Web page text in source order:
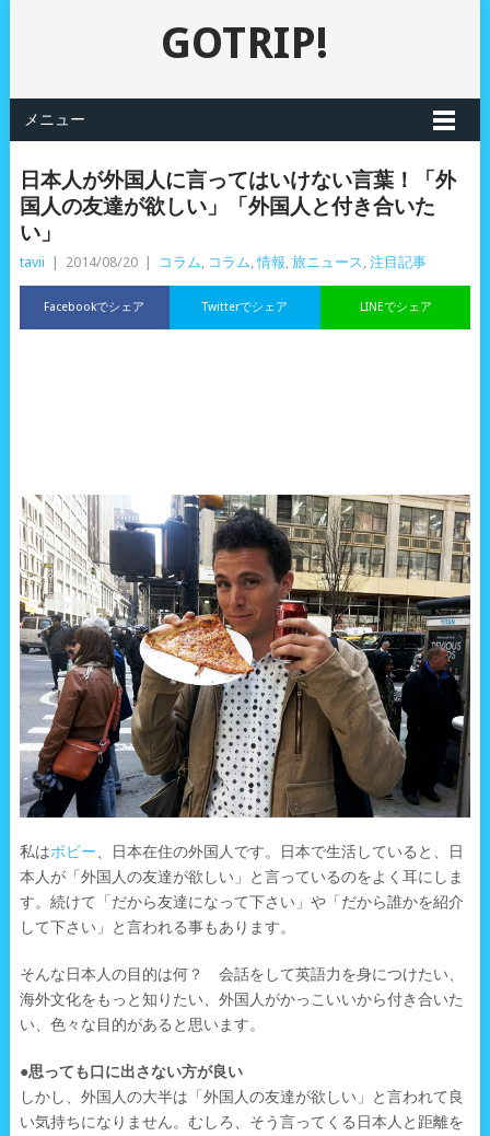
GOTRIP!
メニュー
日本人が外国人に言ってはいけない言葉！「外
国人の友達が欲しい」「外国人と付き合いた
い」
tavii 2014/08/20 コラム, コラム,情報, 旅ニュース, 注目記事
Facebookでシェア LINEでシェア
Twitterでシェア
私はボビー 、日本在住の外国人です。日本で生活していると、日
本人が「外国人の友達が欲しい」と言っているのをよく耳にしま
す。続けて「だから友達になって下さい」や「だから誰かを紹介
して下さい」と言われる事もあります。
そんな日本人の目的は何？ 会話をして英語力を身につけたい、
海外文化をもっと知りたい、外国人がかっこいいから付き合いた
い、色々な目的があると思います。
●思っても口に出さない方が良い
しかし、外国人の大半は「外国人の友達が欲しい」と言われて良
い気持ちになりません。むしろ、そう言ってくる日本人と距離を